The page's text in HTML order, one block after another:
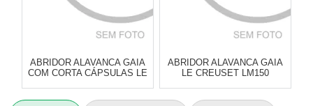
ABRIDOR ALAVANCA GAIA
COM CORTA CÁPSULAS LE
ABRIDOR ALAVANCA GAIA
LE CREUSET LM150